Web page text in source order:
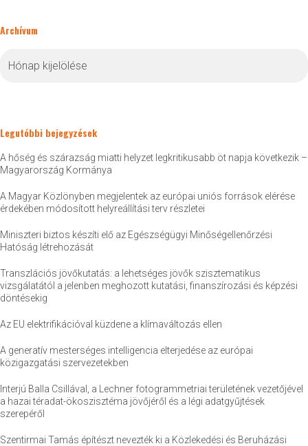
Archívum
Legutóbbi bejegyzések
A hőség és szárazság miatti helyzet legkritikusabb öt napja következik –
Magyarország Kormánya
A Magyar Közlönyben megjelentek az európai uniós források elérése
érdekében módosított helyreállítási terv részletei
Miniszteri biztos készíti elő az Egészségügyi Minőségellenőrzési
Hatóság létrehozását
Transzlációs jövőkutatás: a lehetséges jövők szisztematikus
vizsgálatától a jelenben meghozott kutatási, finanszírozási és képzési
döntésekig
Az EU elektrifikációval küzdene a klímaváltozás ellen
A generatív mesterséges intelligencia elterjedése az európai
közigazgatási szervezetekben
Interjú Balla Csillával, a Lechner fotogrammetriai területének vezetőjével
a hazai téradat-ökoszisztéma jövőjéről és a légi adatgyűjtések
szerepéről
Szentirmai Tamás építészt nevezték ki a Közlekedési és Beruházási